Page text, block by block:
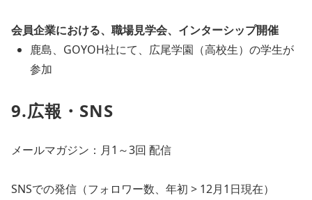
会員企業における、職場見学会、インターシップ開催
鹿島、GOYOH社にて、広尾学園（高校生）の学生が
参加
9.広報・SNS
メールマガジン：月1～3回 配信
SNSでの発信（フォロワー数、年初 > 12月1日現在）